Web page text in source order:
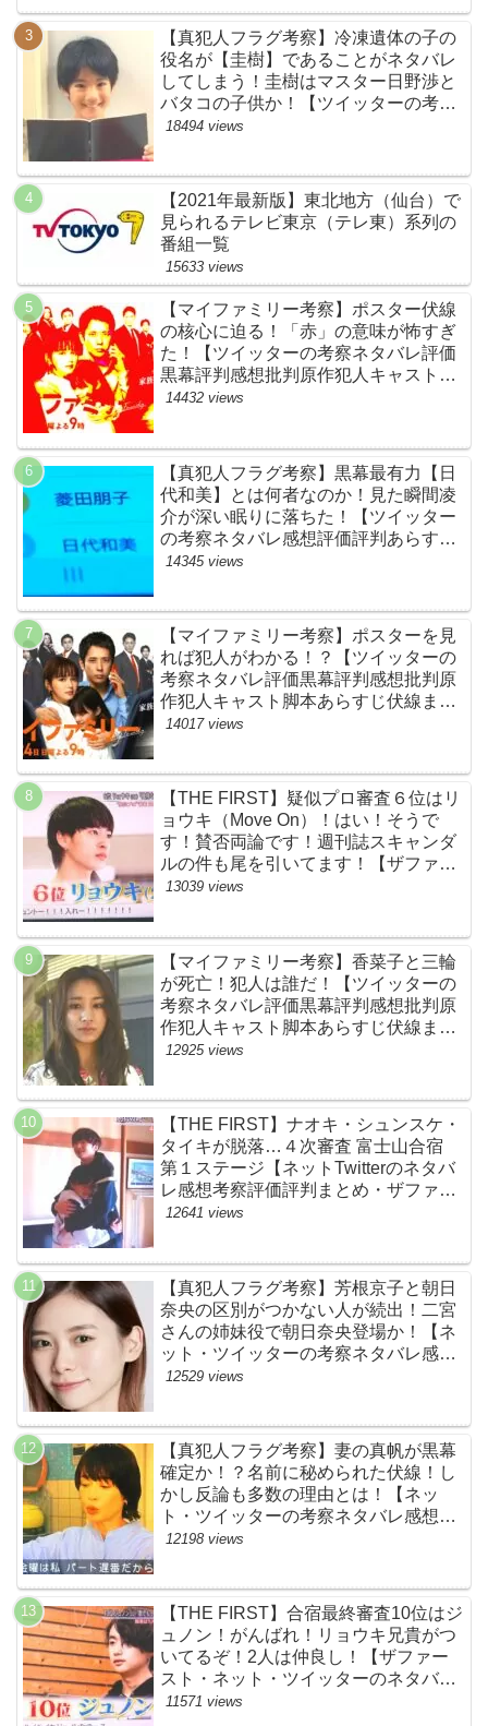
【真犯人フラグ考察】冷凍遺体の子の
役名が【圭樹】であることがネタバレ
してしまう！圭樹はマスター日野渉と
バタコの子供か！【ツイッターの考察
ネタバレ感想評価評判あらすじ原作犯
18494 views
【2021年最新版】東北地方（仙台）で
見られるテレビ東京（テレ東）系列の
番組一覧
15633 views
【マイファミリー考察】ポスター伏線
の核心に迫る！「赤」の意味が怖すぎ
た！【ツイッターの考察ネタバレ評価
黒幕評判感想批判原作犯人キャスト脚
本あらすじ伏線まとめ】
14432 views
【真犯人フラグ考察】黒幕最有力【日
代和美】とは何者なのか！見た瞬間凌
介が深い眠りに落ちた！【ツイッター
の考察ネタバレ感想評価評判あらすじ
原作犯人キャスト黒幕伏線まとめ】
14345 views
【マイファミリー考察】ポスターを見
れば犯人がわかる！？【ツイッターの
考察ネタバレ評価黒幕評判感想批判原
作犯人キャスト脚本あらすじ伏線まと
め】
14017 views
【THE FIRST】疑似プロ審査６位はリ
ョウキ（Move On）！はい！そうで
す！賛否両論です！週刊誌スキャンダ
ルの件も尾を引いてます！【ザファー
スト・ネットのネタバレ感想考察まと
13039 views
【マイファミリー考察】香菜子と三輪
が死亡！犯人は誰だ！【ツイッターの
考察ネタバレ評価黒幕評判感想批判原
作犯人キャスト脚本あらすじ伏線まと
め】
12925 views
【THE FIRST】ナオキ・シュンスケ・
タイキが脱落…４次審査 富士山合宿
第１ステージ【ネットTwitterのネタバ
レ感想考察評価評判まとめ・ザファー
スト・スッキリ・BE:FIRST・ビーフ
12641 views
【真犯人フラグ考察】芳根京子と朝日
奈央の区別がつかない人が続出！二宮
さんの姉妹役で朝日奈央登場か！【ネ
ット・ツイッターの考察ネタバレ感想
評価評判あらすじ原作犯人キャスト黒
12529 views
【真犯人フラグ考察】妻の真帆が黒幕
確定か！？名前に秘められた伏線！し
かし反論も多数の理由とは！【ネッ
ト・ツイッターの考察ネタバレ感想評
価評判あらすじ原作犯人キャスト黒幕
12198 views
【THE FIRST】合宿最終審査10位はジ
ュノン！がんばれ！リョウキ兄貴がつ
いてるぞ！2人は仲良し！【ザファー
スト・ネット・ツイッターのネタバレ
考察まとめ感想評価評判・スッキリ・
11571 views